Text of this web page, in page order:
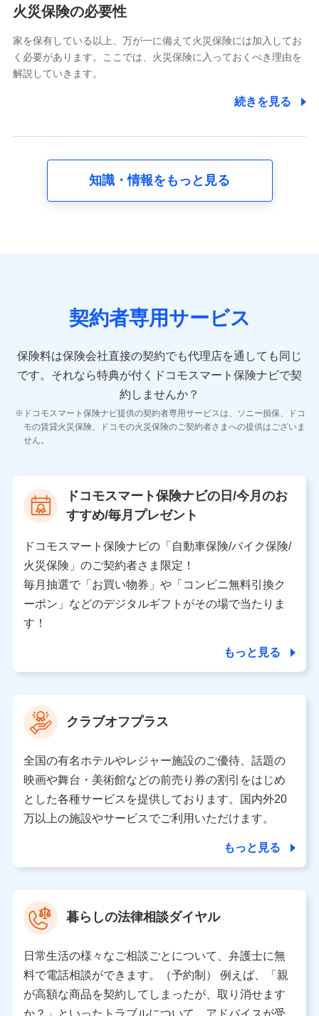
電話対応の品質向上およびお問合せ内容の正確な把握のため
6.採用応募者の個人情報
採用選考および入社手続を実施するため
8.取引先個人情報
取引先としての選定業務、営業情報の提供業務、契約締結手
10.受託業務の 個人情報
11.マイカー通勤管理クラウド並びに法人向けASPサー
ビスに関してのお問い合わせ情報
各種お問い合わせに対応するため
当社のサービスに関する情報提供や、皆様に有用なお知らせ
をお送りするため
当社の対応品質向上やお問い合わせ内容の正確な把握のため
個人情報保護管理者の職名、連絡先
〒103-0013 東京都中央区日本橋人形町2-14-10 アー
バンネット日本橋ビル 3F
株式会社ドコモ・インシュアランス
個人情報の第三者提供について
当社は利用目的の達成に必要な範囲内において個人情報
の取り扱いの全部または一部を委託する場合がありま
す。
個人データの共同利用
当社は株式会社NTTドコモとの間で、以下のとおり個
人データを共同利用します。
氏名、電話番号、メールアドレス、お客さまの識別子、属
性、連絡先、dポイントサービスのご利用に関する情報。例
として、dポイントカード番号、性別、年齢、家族構成、住
所、dポイント残高、dポイント利用履歴などが含まれます。
利用情報
当社又は株式会社NTTドコモが提供する各種サービスなどの
ご契約・ご利用などに関する情報。例として、当社又は株式
会社NTTドコモが提供する各種サービスのご契約状態・ご利
火災保険の必要性
家を保有している以上、万が一に備えて火災保険には加入してお
く必要があります。ここでは、火災保険に入っておくべき理由を
解説していきます。
続きを見る
知識・情報をもっと見る
契約者専用サービス
保険料は保険会社直接の契約でも代理店を通しても同じ
です。 それなら特典が付くドコモスマート保険ナビで契
約しませんか？
ドコモスマート保険ナビ提供の契約者専用サービスは、ソニー損保、ドコ
モの賃貸火災保険、ドコモの火災保険のご契約者さまへの提供はございま
せん。
ドコモスマート保険ナビの日/今月のお
すすめ/毎月プレゼント
ドコモスマート保険ナビの「自動車保険/バイク保険/
火災保険」のご契約者さま限定！
毎月抽選で「お買い物券」や「コンビニ無料引換ク
ーポン」などのデジタルギフトがその場で当たりま
す！
もっと見る
クラブオフプラス
全国の有名ホテルやレジャー施設のご優待、話題の
映画や舞台・美術館などの前売り券の割引をはじめ
とした各種サービスを提供しております。国内外20
万以上の施設やサービスでご利用いただけます。
もっと見る
暮らしの法律相談ダイヤル
日常生活の様々なご相談ごとについて、弁護士に無
料で電話相談ができます。（予約制） 例えば、「親
が高額な商品を契約してしまったが、取り消せます
か？」といったトラブルについて、アドバイスが受